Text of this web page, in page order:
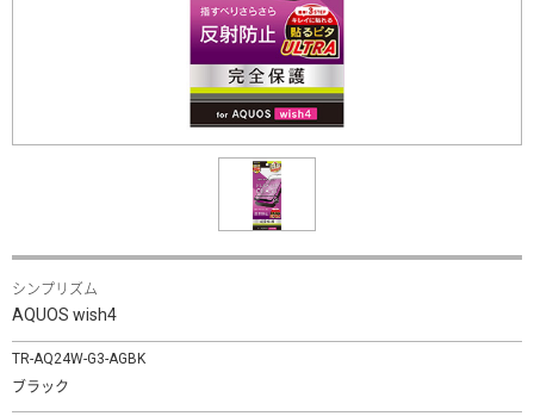
シンプリズム
AQUOS wish4
TR-AQ24W-G3-AGBK
ブラック